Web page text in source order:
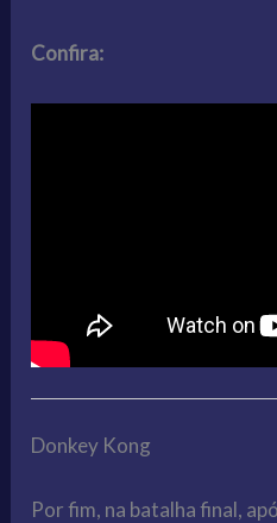
Confira:
Donkey Kong
Por fim, na batalha final,